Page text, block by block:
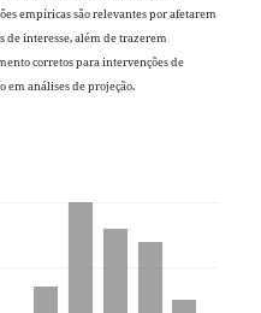
empíricas são relevantes por afetarem
de interesse, além de trazerem
corretos para intervenções de
em análises de projeção.